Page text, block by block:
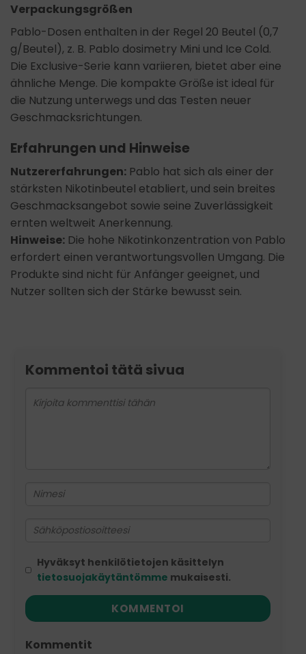
Verpackungsgrößen
Pablo-Dosen enthalten in der Regel 20 Beutel (0,7
g/Beutel), z. B. Pablo dosimetry Mini und Ice Cold.
Die Exclusive-Serie kann variieren, bietet aber eine
ähnliche Menge. Die kompakte Größe ist ideal für
die Nutzung unterwegs und das Testen neuer
Geschmacksrichtungen.
Erfahrungen und Hinweise
Nutzererfahrungen: Pablo hat sich als einer der
stärksten Nikotinbeutel etabliert, und sein breites
Geschmacksangebot sowie seine Zuverlässigkeit
ernten weltweit Anerkennung.
Hinweise: Die hohe Nikotinkonzentration von Pablo
erfordert einen verantwortungsvollen Umgang. Die
Produkte sind nicht für Anfänger geeignet, und
Nutzer sollten sich der Stärke bewusst sein.
Kommentoi tätä sivua
Hyväksyt henkilötietojen käsittelyn
tietosuojakäytäntömme mukaisesti.
KOMMENTOI
Kommentit